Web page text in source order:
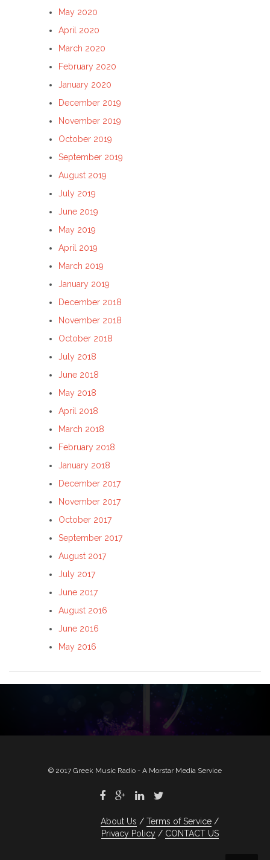
May 2020
April 2020
March 2020
February 2020
January 2020
December 2019
November 2019
October 2019
September 2019
August 2019
July 2019
June 2019
May 2019
April 2019
March 2019
January 2019
December 2018
November 2018
October 2018
July 2018
June 2018
May 2018
April 2018
March 2018
February 2018
January 2018
December 2017
November 2017
October 2017
September 2017
August 2017
July 2017
June 2017
August 2016
June 2016
May 2016
© 2017 Greek Music Radio - A Morstar Media Service
About Us
Terms of Service
Privacy Policy
CONTACT US